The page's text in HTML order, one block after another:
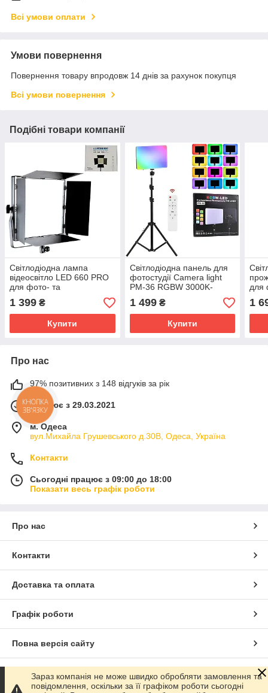
Всі умови оплати
Умови повернення
Повернення товару впродовж 14 днів за рахунок покупця
Всі умови повернення
Подібні товари компанії
Світлодіодна лампа
відеосвітло LED 660 PRO
для фото- та
відеознімання прожектор
із пультом ДК і сумкою
1 399 ₴
Купити
Світлодіодна панель для
фотостудії Camera light
PM-36 RGBW 3000K-
6500K + Штатив
1 499₴
Купити
для
1
Про нас
97% позитивних з 148 відгуків за рік
Працює з 29.03.2021
м. Одеса
вул.Михайла Грушевського д.30В, Одеса, Україна
Контакти
Сьогодні працює з 09:00 до 18:00
Показати весь графік роботи
Про нас
Контакти
Доставка та оплата
Графік роботи
Повна версія сайту
Сайт створено на маркетплейсіProm.ua
Зараз компанія не може швидко обробляти замовлення та
повідомлення, оскільки за її графіком роботи сьогодні
КНОПКА
ЗВ'ЯЗКУ